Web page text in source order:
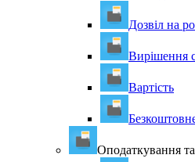
Дозвіл на
Вирішення
Вартість
Оподаткування